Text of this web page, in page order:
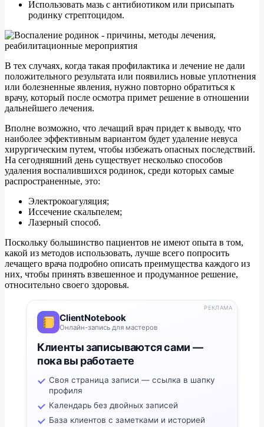
Использовать мазь с антибиотиком или присыпать
родинку стрептоцидом.
В тех случаях, когда такая профилактика и лечение не дали
положительного результата или появились новые уплотнения
или болезненные явления, нужно повторно обратиться к
врачу, который после осмотра примет решение в отношении
дальнейшего лечения.
Вполне возможно, что лечащий врач придет к выводу, что
наиболее эффективным вариантом будет удаление невуса
хирургическим путем, чтобы избежать опасных последствий.
На сегодняшний день существует несколько способов
удаления воспалившихся родинок, среди которых самые
распространенные, это:
Электрокоагуляция;
Иссечение скальпелем;
Лазерный способ.
Поскольку большинство пациентов не имеют опыта в том,
какой из методов использовать, лучше всего попросить
лечащего врача подробно описать преимущества каждого из
них, чтобы принять взвешенное и продуманное решение,
относительно своего здоровья.
ClientNotebook
Онлайн-запись для мастеров
Клиенты записываются сами —
пока вы работаете
Своя страница записи — ссылка в шапку
профиля
Календарь без двойных записей
База клиентов с заметками и историей
РЕКЛАМА